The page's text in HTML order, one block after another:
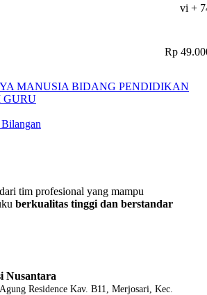
vi +
Rp
MANUSIA BIDANG PENDIDIKAN
GURU
tim profesional yang mampu
berkualitas tinggi dan berstandar
Nusantara
Residence Kav. B11, Merjosari, Kec.